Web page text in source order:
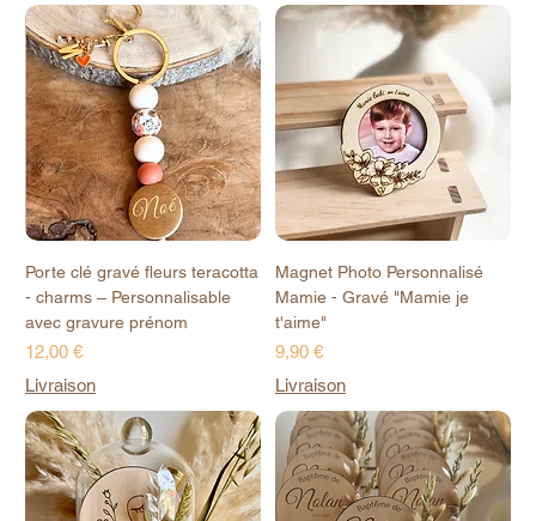
Porte clé gravé fleurs teracotta
- charms – Personnalisable
avec gravure prénom
Prix
12,00 €
Livraison
Magnet Photo Personnalisé
Mamie - Gravé "Mamie je
t'aime"
Prix
9,90 €
Livraison